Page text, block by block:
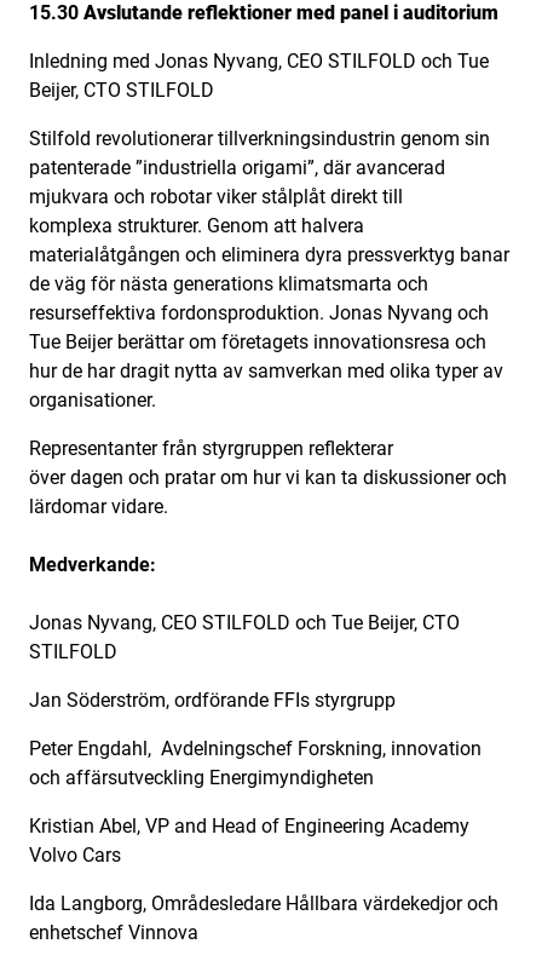
15.30 Avslutande reflektioner med panel i auditorium
Inledning med Jonas Nyvang, CEO STILFOLD och Tue
Beijer, CTO STILFOLD
Stilfold revolutionerar tillverkningsindustrin genom sin
patenterade ”industriella origami”, där avancerad
mjukvara och robotar viker stålplåt direkt till
komplexa strukturer. Genom att halvera
materialåtgången och eliminera dyra pressverktyg banar
de väg för nästa generations klimatsmarta och
resurseffektiva fordonsproduktion. Jonas Nyvang och
Tue Beijer berättar om företagets innovationsresa och
hur de har dragit nytta av samverkan med olika typer av
organisationer.
Representanter från styrgruppen reflekterar
över dagen och pratar om hur vi kan ta diskussioner och
lärdomar vidare.
Medverkande:
Jonas Nyvang, CEO STILFOLD och Tue Beijer, CTO
STILFOLD
Jan Söderström, ordförande FFIs styrgrupp
Peter Engdahl, Avdelningschef Forskning, innovation
och affärsutveckling Energimyndigheten
Kristian Abel, VP and Head of Engineering Academy
Volvo Cars
Ida Langborg, Områdesledare Hållbara värdekedjor och
enhetschef Vinnova